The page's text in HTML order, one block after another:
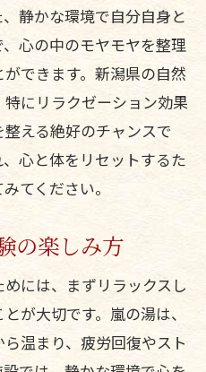
静かな環境で自分自身と
心の中のモヤモヤを整理
できます。新潟県の自然
にリラクゼーション効果
える絶好のチャンスで
心と体をリセットするた
てください。
の楽しみ方
には、まずリラックスし
が大切です。嵐の湯は、
温まり、疲労回復やスト